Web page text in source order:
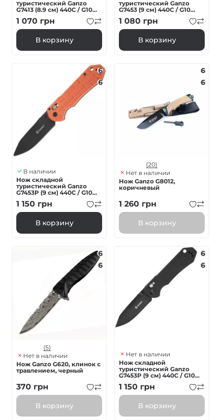
туристический Ganzo
G7413 (8.9 см) 440С / G10
оранжевый
1 070 грн
В корзину
туристический Ganzo
G7453 (9 см) 440С / G10
оранжевый
1 080 грн
В корзину
6
6
В наличии
Нож складной
туристический Ganzo
G7453P (9 см) 440С / G10
оранжевый
1 150 грн
В корзину
6
6
(20)
Нет в наличии
Нож Ganzo G8012,
коричневый
1 260 грн
В корзину
6
6
(5)
Нет в наличии
Нож Ganzo G620, клинок с
травлением, черный
370 грн
В корзину
6
6
Нет в наличии
Нож складной
туристический Ganzo
G7453P (9 см) 440С / G10
черный
1 150 грн
В корзину